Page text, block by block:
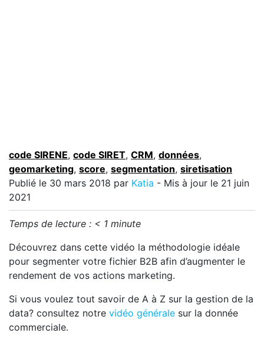
code SIRENE, code SIRET, CRM, données,
geomarketing, score, segmentation, siretisation
Publié le 30 mars 2018 par Katia - Mis à jour le 21 juin
2021
Temps de lecture : < 1 minute
Découvrez dans cette vidéo la méthodologie idéale
pour segmenter votre fichier B2B afin d’augmenter le
rendement de vos actions marketing.
Si vous voulez tout savoir de A à Z sur la gestion de la
data? consultez notre vidéo générale sur la donnée
commerciale.